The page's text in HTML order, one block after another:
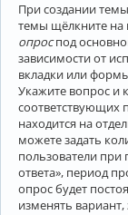
При создании
темы щёлкните на
опроспод
зависимости от
вкладки или
Укажите вопрос и
соответствующих
находится на
можете задать
пользователи
ответа», период
опрос будет
изменять